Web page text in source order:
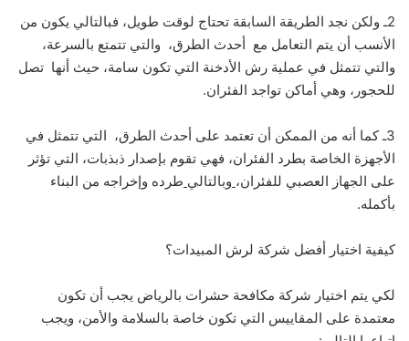
2ـ ولكن نجد الطريقة السابقة تحتاج لوقت طويل، فبالتالي يكون من
الأنسب أن يتم التعامل مع أحدث الطرق، والتي تتمتع بالسرعة،
والتي تتمثل في عملية رش الأدخنة التي تكون سامة، حيث أنها تصل
للحجور، وهي أماكن تواجد الفئران.
3ـ كما أنه من الممكن أن تعتمد على أحدث الطرق، التي تتمثل في
الأجهزة الخاصة بطرد الفئران، فهي تقوم بإصدار ذبذبات، التي تؤثر
على الجهاز العصبي للفئران، وبالتالي طرده وإخراجه من البناء
بأكمله.
كيفية اختيار أفضل شركة لرش المبيدات؟
لكي يتم اختيار شركة مكافحة حشرات بالرياض يجب أن تكون
معتمدة على المقاييس التي تكون خاصة بالسلامة والأمن، ويجب